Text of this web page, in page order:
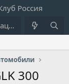
Регистрация
300